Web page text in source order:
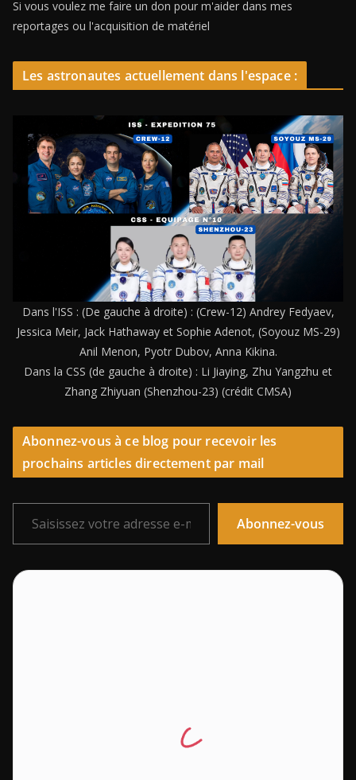
Si vous voulez me faire un don pour m'aider dans mes
reportages ou l'acquisition de matériel
Les astronautes actuellement dans l'espace :
Dans l'ISS : (De gauche à droite) : (Crew-12) Andrey Fedyaev,
Jessica Meir, Jack Hathaway et Sophie Adenot, (Soyouz MS-29)
Anil Menon, Pyotr Dubov, Anna Kikina.
Dans la CSS (de gauche à droite) : Li Jiaying, Zhu Yangzhu et
Zhang Zhiyuan (Shenzhou-23) (crédit CMSA)
Abonnez-vous à ce blog pour recevoir les
prochains articles directement par mail
Saisissez votre adresse e-mail…
Abonnez-vous